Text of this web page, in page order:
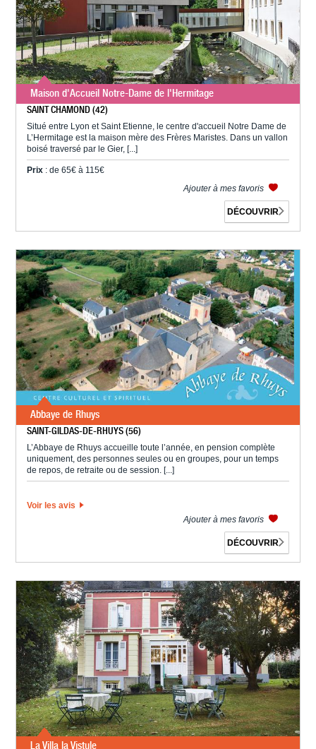
Maison d'Accueil Notre-Dame de l'Hermitage
SAINT CHAMOND (42)
Situé entre Lyon et Saint Etienne, le centre d'accueil Notre Dame de
L’Hermitage est la maison mère des Frères Maristes. Dans un vallon
boisé traversé par le Gier, [...]
Prix : de 65€ à 115€
Ajouter à mes favoris
DÉCOUVRIR
Abbaye de Rhuys
SAINT-GILDAS-DE-RHUYS (56)
L’Abbaye de Rhuys accueille toute l’année, en pension complète
uniquement, des personnes seules ou en groupes, pour un temps
de repos, de retraite ou de session. [...]
Voir les avis
Ajouter à mes favoris
DÉCOUVRIR
La Villa la Vistule